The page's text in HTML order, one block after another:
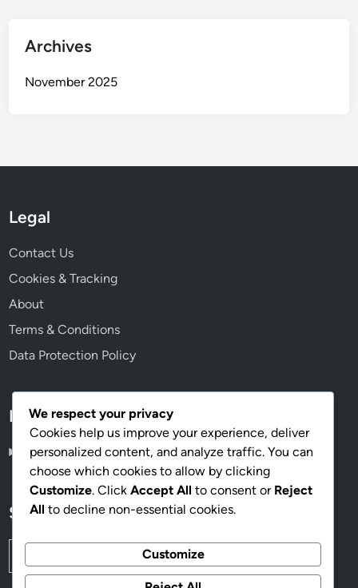
Archives
November 2025
Legal
Contact Us
Cookies & Tracking
About
Terms & Conditions
Data Protection Policy
Language
Japanese▾
Search
Search
for:
We respect your privacy
Cookies help us improve your experience, deliver
personalized content, and analyze traffic. You can
choose which cookies to allow by clicking
Customize. Click Accept All to consent or Reject
All to decline non-essential cookies.
Customize